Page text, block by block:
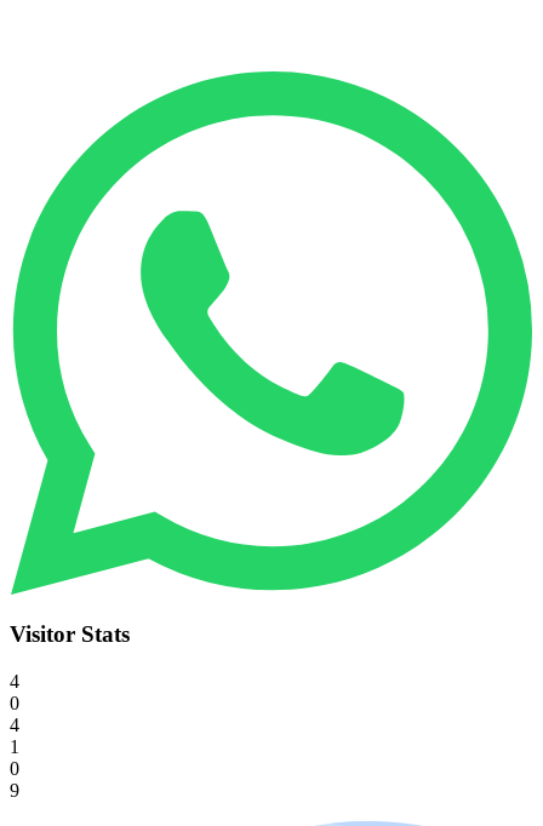
Visitor Stats
4
0
4
1
0
9